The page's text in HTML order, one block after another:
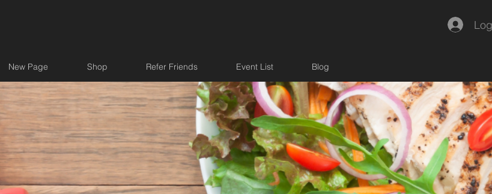
New Page Shop Refer Friends Event List Blog